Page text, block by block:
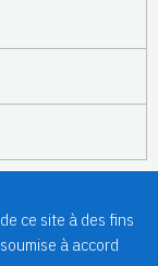
ce site à des fins
à accord